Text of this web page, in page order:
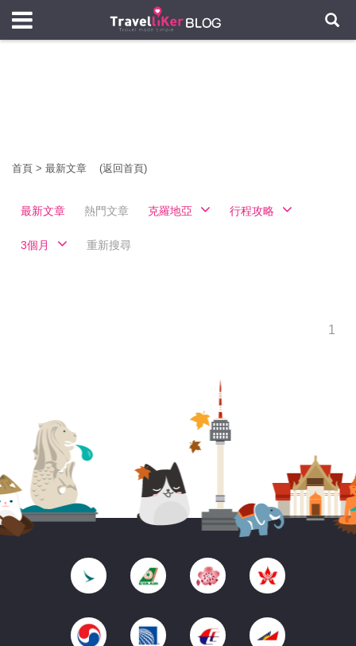
首頁 > 最新文章 (返回首頁)
最新文章 熱門文章 克羅地亞 行程攻略
3個月 重新搜尋
1